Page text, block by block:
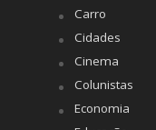
Carro
Cidades
Cinema
Colunistas
Economia